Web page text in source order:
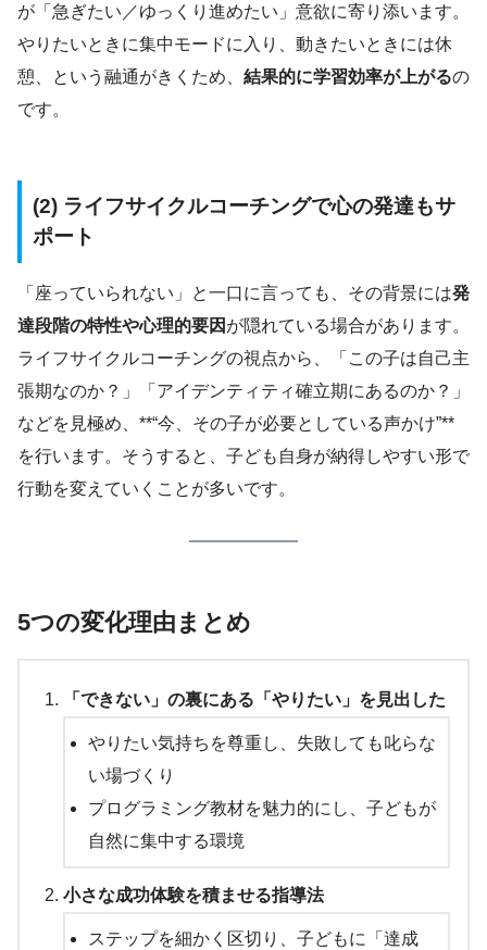
が「急ぎたい／ゆっくり進めたい」意欲に寄り添います。
やりたいときに集中モードに入り、動きたいときには休
憩、という融通がきくため、 結果的に学習効率が上がるの
です。
(2) ライフサイクルコーチングで心の発達もサ
ポート
「座っていられない」と一口に言っても、その背景には発
達段階の特性や心理的要因 が隠れている場合があります。
ライフサイクルコーチングの視点から、「この子は自己主
張期なのか？」「アイデンティティ確立期にあるのか？」
などを見極め、**“今、その子が必要としている声かけ”**
を行います。そうすると、子ども自身が納得しやすい形で
行動を変えていくことが多いです。
5つの変化理由まとめ
「できない」の裏にある「やりたい」を見出した
やりたい気持ちを尊重し、失敗しても叱らな
い場づくり
プログラミング教材を魅力的にし、子どもが
自然に集中する環境
小さな成功体験を積ませる指導法
ステップを細かく区切り、子どもに「達成